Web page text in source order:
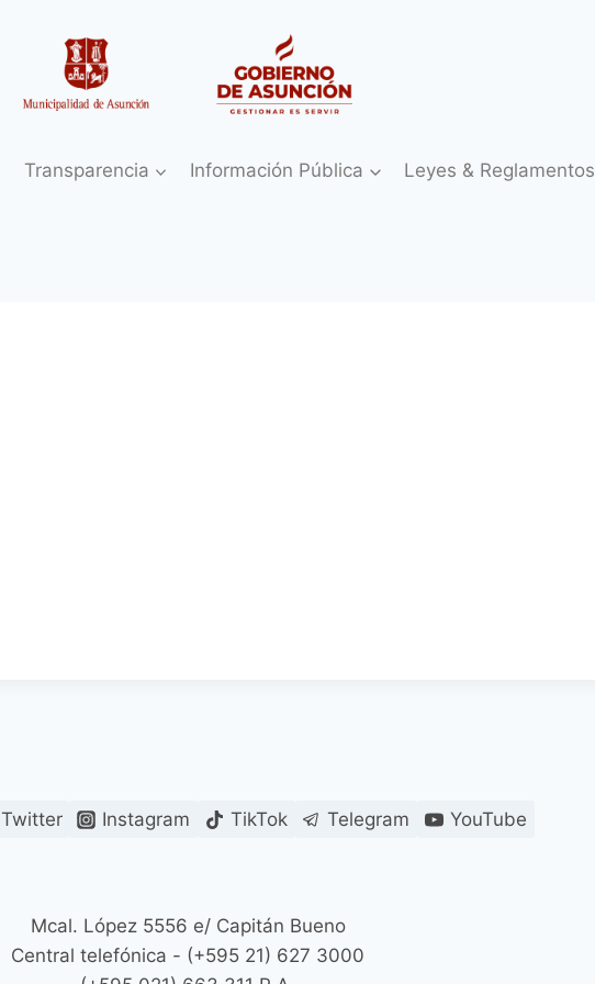
Transparencia Información Pública Leyes & Reglamentos
Twitter Instagram TikTok Telegram YouTube
Mcal. López 5556 e/ Capitán Bueno
Central telefónica - (+595 21) 627 3000